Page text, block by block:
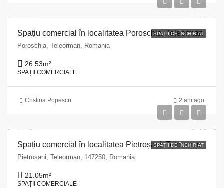
SPAȚII DE ÎNCHIRIAT
Spațiu comercial în localitatea Poroschia, Teleorman
Poroschia, Teleorman, Romania
26.53m²
SPAȚII COMERCIALE
Cristina Popescu 2 ani ago
SPAȚII DE ÎNCHIRIAT
Spațiu comercial în localitatea Pietroșani, Teleorman
Pietroșani, Teleorman, 147250, Romania
21.05m²
SPAȚII COMERCIALE